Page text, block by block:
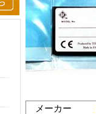
メーカー